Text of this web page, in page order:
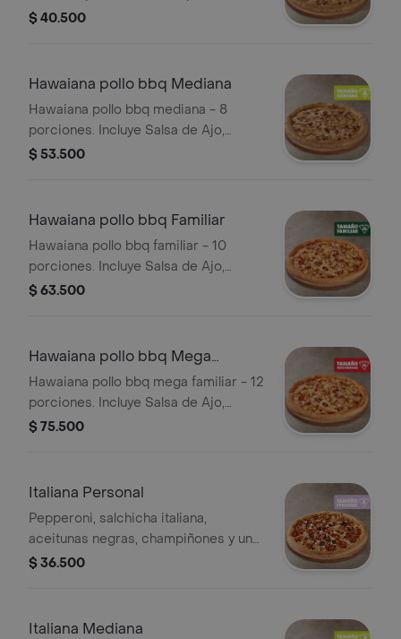
Incluye Salsa de Ajo, Sazonador
$ 40.500
Hawaiana pollo bbq Mediana
Hawaiana pollo bbq mediana - 8
porciones. Incluye Salsa de Ajo,
Sazonador Pimienta Roja y
$ 53.500
Hawaiana pollo bbq Familiar
Hawaiana pollo bbq familiar - 10
porciones. Incluye Salsa de Ajo,
Sazonador Pimienta Roja y
$ 63.500
Hawaiana pollo bbq Mega
Familiar
Hawaiana pollo bbq mega familiar - 12
porciones. Incluye Salsa de Ajo,
Sazonador Pimienta Roja y
$ 75.500
Italiana Personal
Pepperoni, salchicha italiana,
aceitunas negras, champiñones y un
toque de orégano - 4 porciones.
$ 36.500
Italiana Mediana